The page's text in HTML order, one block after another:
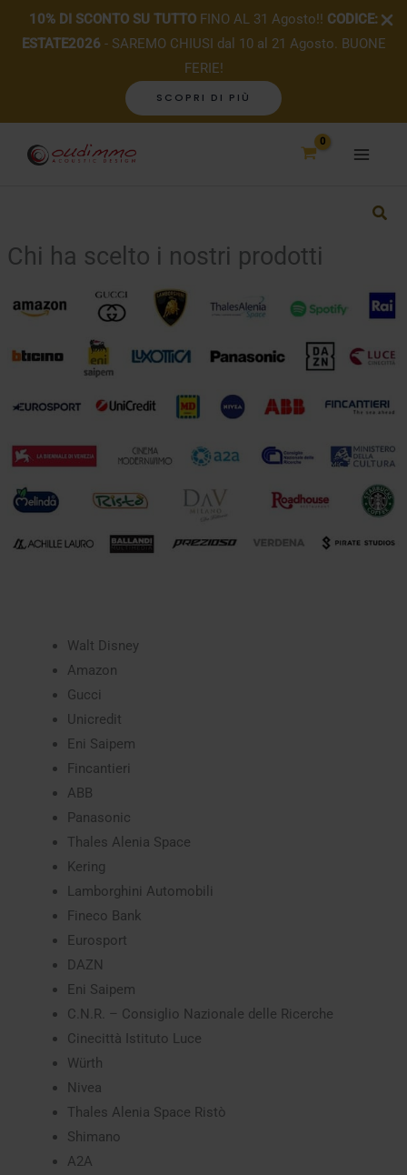
10% DI SCONTO SU TUTTO FINO AL 31 Agosto!! CODICE:
ESTATE2026- SAREMO CHIUSI dal 10 al 21 Agosto. BUONE
FERIE!
SCOPRI DI PIÙ
Chi ha scelto i nostri prodotti
Walt Disney
Amazon
Gucci
Unicredit
Eni Saipem
Fincantieri
ABB
Panasonic
Thales Alenia Space
Kering
Lamborghini Automobili
Fineco Bank
Eurosport
DAZN
Eni Saipem
C.N.R. – Consiglio Nazionale delle Ricerche
Cinecittà Istituto Luce
Würth
Nivea
Thales Alenia Space Ristò
Shimano
A2A